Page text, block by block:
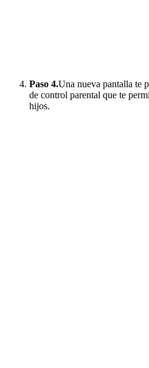
Paso 4.Una nueva pantalla te
de control parental que te
hijos.